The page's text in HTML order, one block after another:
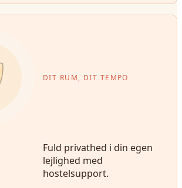
DIT RUM, DIT TEMPO
Fuld privathed i din egen
lejlighed med
hostelsupport.